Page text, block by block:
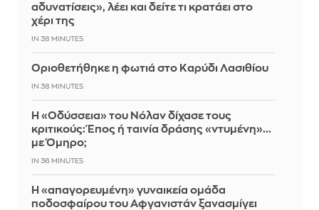
αδυνατίσεις», λέει και δείτε τι κρατάει στο
χέρι της
IN 38 MINUTES
Οριοθετήθηκε η φωτιά στο Καρύδι Λασιθίου
IN 38 MINUTES
Η «Οδύσσεια» του Νόλαν δίχασε τους
κριτικούς: Έπος ή ταινία δράσης «ντυμένη»...
με Όμηρο;
IN 36 MINUTES
Η «απαγορευμένη» γυναικεία ομάδα
ποδοσφαίρου του Αφγανιστάν ξανασμίγει